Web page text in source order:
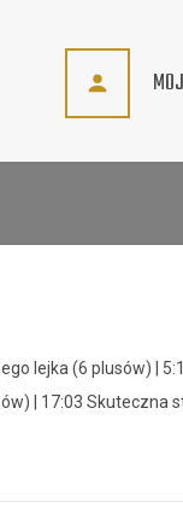
lejka (6 plusów) |
| 17:03 Skuteczna